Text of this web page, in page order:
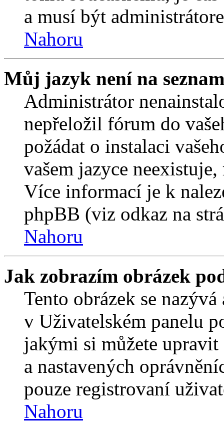
a musí být
Nahoru
Můj jazyk není na
Administrátor
nepřeložil fórum do
požádat o instalaci
vašem jazyce
Více informací je k
phpBB (viz odkaz na
Nahoru
Jak zobrazím obrázek
Tento obrázek se
v Uživatelském panelu
jakými si můžete
a nastavených
pouze registrovaní
Nahoru